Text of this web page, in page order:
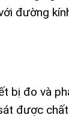
đường
bị đo và
được